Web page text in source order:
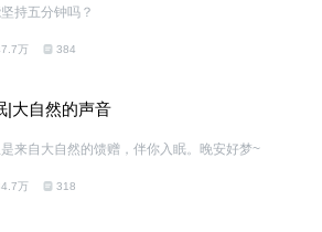
持五分钟吗？
万 384
|大自然的声音
来自大自然的馈赠，伴你入眠。晚安好梦~
万 318